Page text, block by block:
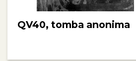
QV40, tomba anonima